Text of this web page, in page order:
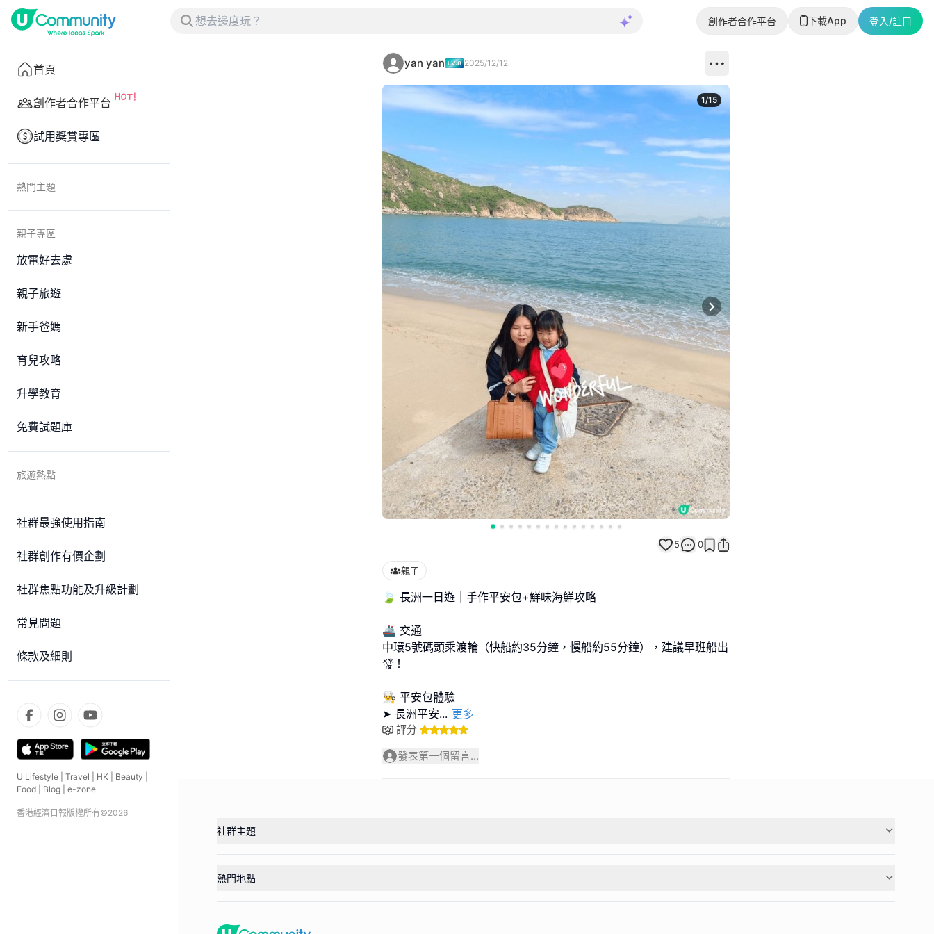
創作者合作平台 下載App 登入/註冊
首頁
創作者合作平台
試用獎賞專區
熱門主題
親子專區
放電好去處
親子旅遊
新手爸媽
育兒攻略
升學教育
免費試題庫
旅遊熱點
社群最強使用指南
社群創作有價企劃
社群焦點功能及升級計劃
常見問題
條款及細則
U Lifestyle Travel HK Beauty
Food
Blog e-zone
香港經濟日報版權所有©2026
yan yan 2025/12/12
Next slide
1/15
5 0
親子
🍃 長洲一日遊｜手作平安包+鮮味海鮮攻略
🚢 交通
中環5號碼頭乘渡輪（快船約35分鐘，慢船約55分鐘），建議早班船出
發！
👨‍🍳 平安包體驗
➤ 長洲平安... 更多
評分
發表第一個留言...
社群主題
熱門地點